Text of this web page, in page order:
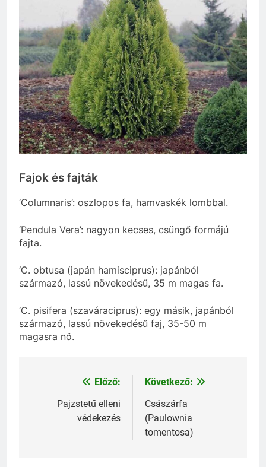
Fajok és fajták
‘Columnaris’: oszlopos fa, hamvaskék lombbal.
‘Pendula Vera’: nagyon kecses, csüngő formájú
fajta.
‘C. obtusa (japán hamisciprus): japánból
származó, lassú növekedésű, 35 m magas fa.
‘C. pisifera (szaváraciprus): egy másik, japánból
származó, lassú növekedésű faj, 35-50 m
magasra nő.
Bejegyzés
navigáció
Előző:
Pajzstetű elleni
védekezés
Következő:
Császárfa
(Paulownia
tomentosa)